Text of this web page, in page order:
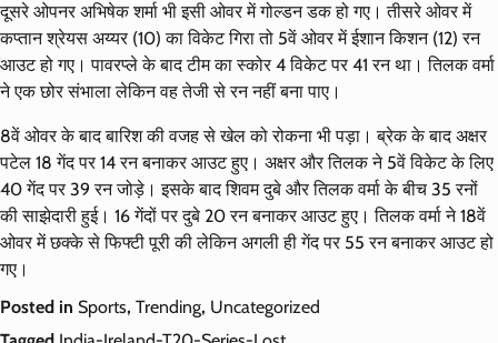
दूसरे ओपनर अभिषेक शर्मा भी इसी ओवर में गोल्डन डक हो गए। तीसरे ओवर में
कप्तान श्रेयस अय्यर (10) का विकेट गिरा तो 5वें ओवर में ईशान किशन (12) रन
आउट हो गए। पावरप्ले के बाद टीम का स्कोर 4 विकेट पर 41 रन था। तिलक वर्मा
ने एक छोर संभाला लेकिन वह तेजी से रन नहीं बना पाए।
8वें ओवर के बाद बारिश की वजह से खेल को रोकना भी पड़ा। ब्रेक के बाद अक्षर
पटेल 18 गेंद पर 14 रन बनाकर आउट हुए। अक्षर और तिलक ने 5वें विकेट के लिए
40 गेंद पर 39 रन जोड़े। इसके बाद शिवम दुबे और तिलक वर्मा के बीच 35 रनों
की साझेदारी हुई। 16 गेंदों पर दुबे 20 रन बनाकर आउट हुए। तिलक वर्मा ने 18वें
ओवर में छक्के से फिफ्टी पूरी की लेकिन अगली ही गेंद पर 55 रन बनाकर आउट हो
गए।
Posted in Sports, Trending, Uncategorized